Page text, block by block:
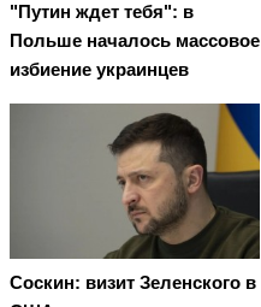
"Путин ждет тебя": в
Польше началось массовое
избиение украинцев
Соскин: визит Зеленского в